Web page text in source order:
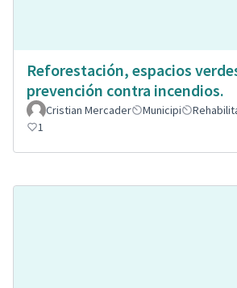
Reforestación, espacios
prevención contra incendios.
Cristian Mercader Municipi
1